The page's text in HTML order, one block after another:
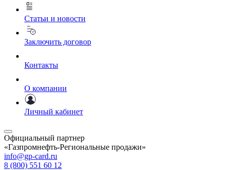
Статьи и новости
Заключить договор
Контакты
О компании
Личный кабинет
Официальный партнер
«Газпромнефть-Региональные продажи»
info@gp-card.ru
8 (800) 551 60 12